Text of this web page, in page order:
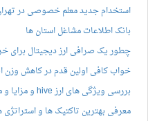
استخدام جدید معلم خصوصی در
بانک اطلاعات مشاغل استان ها
چطور یک صرافی ارز دیجیتال برای
خواب کافی اولین قدم در کاهش وزن
بررسی ویژگی های ارز hive و مزایا و معایب آن
معرفی بهترین تاکتیک ها و استراتژی